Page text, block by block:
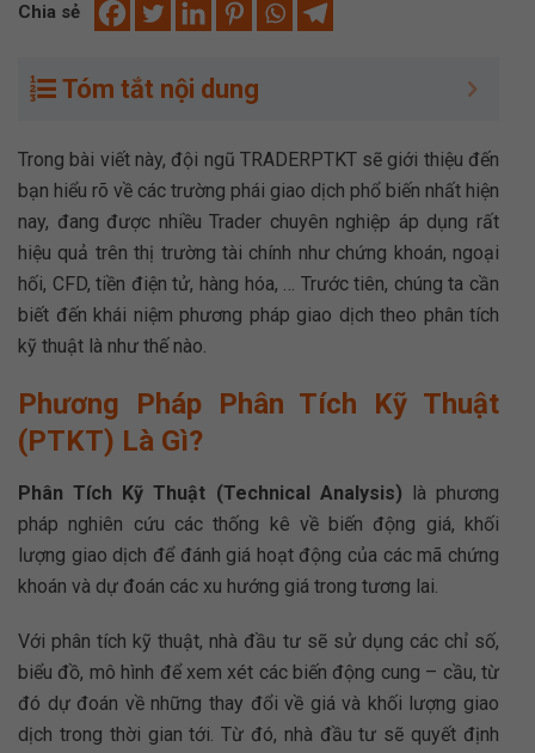
Chia sẻ
Tóm tắt nội dung
Trong bài viết này, đội ngũ TRADERPTKT sẽ giới thiệu đến
bạn hiểu rõ về các trường phái giao dịch phổ biến nhất hiện
nay, đang được nhiều Trader chuyên nghiệp áp dụng rất
hiệu quả trên thị trường tài chính như chứng khoán, ngoại
hối, CFD, tiền điện tử, hàng hóa, … Trước tiên, chúng ta cần
biết đến khái niệm phương pháp giao dịch theo phân tích
kỹ thuật là như thế nào.
Phương Pháp Phân Tích Kỹ Thuật
(PTKT) Là Gì?
Phân Tích Kỹ Thuật (Technical Analysis) là phương
pháp nghiên cứu các thống kê về biến động giá, khối
lượng giao dịch để đánh giá hoạt động của các mã chứng
khoán và dự đoán các xu hướng giá trong tương lai.
Với phân tích kỹ thuật, nhà đầu tư sẽ sử dụng các chỉ số,
biểu đồ, mô hình để xem xét các biến động cung – cầu, từ
đó dự đoán về những thay đổi về giá và khối lượng giao
dịch trong thời gian tới. Từ đó, nhà đầu tư sẽ quyết định